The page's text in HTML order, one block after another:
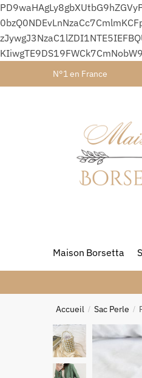
N°1 en France
Maison Borsetta
Accueil / Sac Perle /